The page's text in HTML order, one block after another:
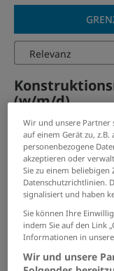
(w/m/d)
07.08.2026 /
(m/w/d)
06.08.2026 /Bickel
Ausbildung
Wir und unsere
auf einem Gerät zu,
personenbezogene
akzeptieren oder
Sie zu einem
Datenschutzrichtlinien.
signalisiert und haben
Sie können Ihre
indem Sie auf den Link
Informationen in
Wir und unsere